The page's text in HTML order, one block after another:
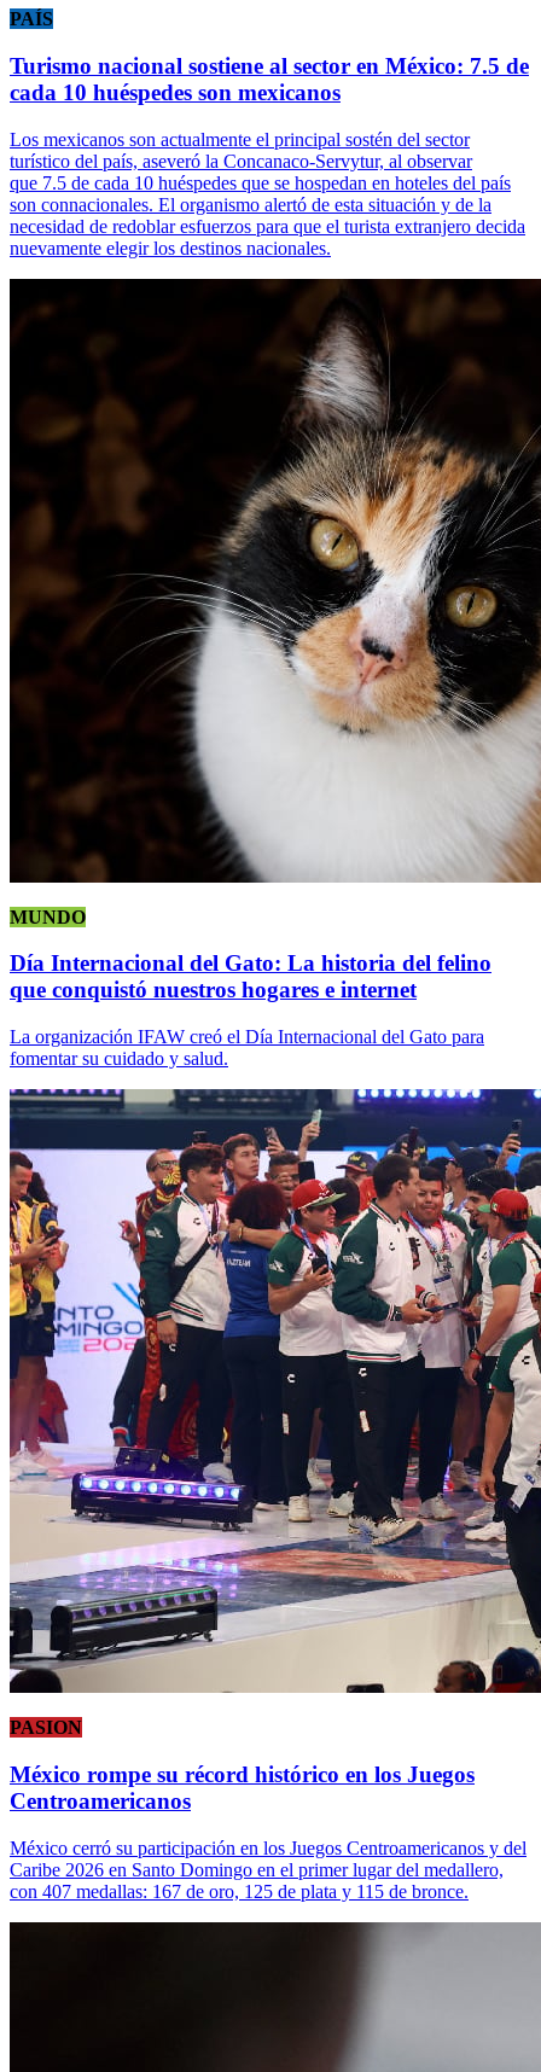
PAÍS
Turismo nacional sostiene al sector en México: 7.5 de
cada 10 huéspedes son mexicanos
Los mexicanos son actualmente el principal sostén del sector
turístico del país, aseveró la Concanaco-Servytur, al observar
que 7.5 de cada 10 huéspedes que se hospedan en hoteles del país
son connacionales. El organismo alertó de esta situación y de la
necesidad de redoblar esfuerzos para que el turista extranjero decida
nuevamente elegir los destinos nacionales.
MUNDO
Día Internacional del Gato: La historia del felino
que conquistó nuestros hogares e internet
La organización IFAW creó el Día Internacional del Gato para
fomentar su cuidado y salud.
PASION
México rompe su récord histórico en los Juegos
Centroamericanos
México cerró su participación en los Juegos Centroamericanos y del
Caribe 2026 en Santo Domingo en el primer lugar del medallero,
con 407 medallas: 167 de oro, 125 de plata y 115 de bronce.